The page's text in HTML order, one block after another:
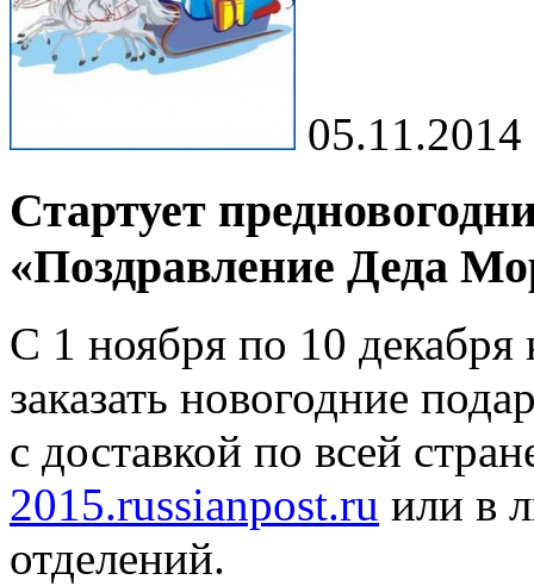
05.11.2014
Стартует
«Поздравление Деда
С 1 ноября по 10
заказать новогодние
с доставкой по всей
2015.russianpost.ru или в
отделений.